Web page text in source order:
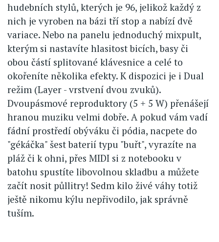
hudebních stylů, kterých je 96, jelikož každý z
nich je vyroben na bázi tří stop a nabízí dvě
variace. Nebo na panelu jednoduchý mixpult,
kterým si nastavíte hlasitost bicích, basy či
obou částí splitované klávesnice a celé to
okořeníte několika efekty. K dispozici je i Dual
režim (Layer - vrstvení dvou zvuků).
Dvoupásmové reproduktory (5 + 5 W) přenášejí
hranou muziku velmi dobře. A pokud vám vadí
fádní prostředí obýváku či pódia, nacpete do
"gékáčka" šest baterií typu "buřt", vyrazíte na
pláž či k ohni, přes MIDI si z notebooku v
batohu spustíte libovolnou skladbu a můžete
začít nosit půllitry! Sedm kilo živé váhy totiž
ještě nikomu kýlu nepřivodilo, jak správně
tuším.